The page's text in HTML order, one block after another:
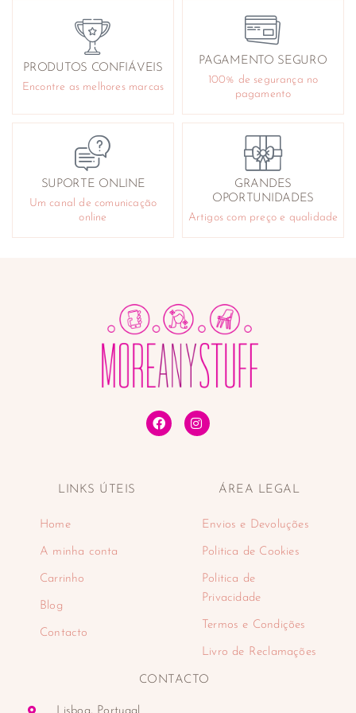
Ouvidos
Pés
Queimaduras e arranhões
Reafirmantes e tonificantes
Sabonetes e géis de banho
Cuidado Facial
Acne
Antirrugas
Contorno de olhos
Desmaquilhantes
Higiene e cuidado nasal
Máscaras faciais
Produtos para barbear
Sérum e anti-manchas
Tónicos faciais
Tratamentos faciais
Eletrodomésticos
Balanças
Máquinas de barbear
Fornos de encastre
PRODUTOS CONFIÁVEIS
Encontre as melhores marcas
PAGAMENTO SEGURO
100% de segurança no
pagamento
SUPORTE ONLINE
Um canal de comunicação
online
GRANDES
OPORTUNIDADES
Artigos com preço e qualidade
LINKS ÚTEIS
Home
A minha conta
Carrinho
Blog
Contacto
ÁREA LEGAL
Envios e Devoluções
Politica de Cookies
Politica de
Privacidade
Termos e Condições
Livro de Reclamações
CONTACTO